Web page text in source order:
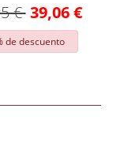
€39,06 €
de descuento